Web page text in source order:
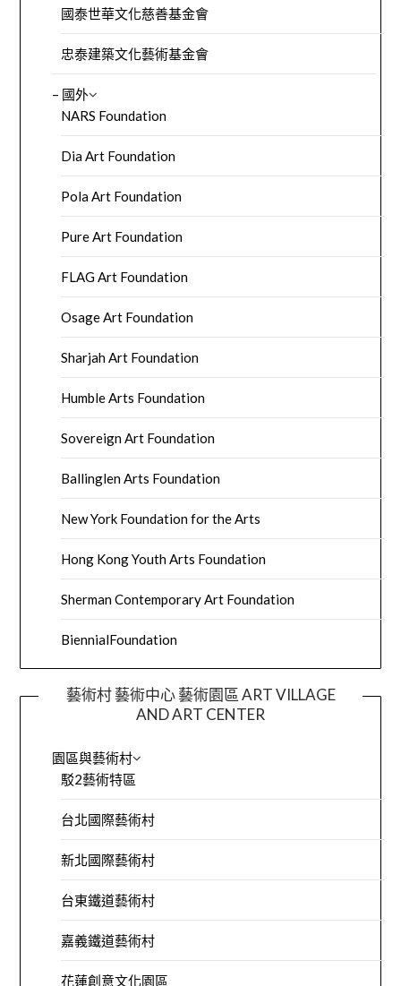
國泰世華文化慈善基金會
忠泰建築文化藝術基金會
– 國外
NARS Foundation
Dia Art Foundation
Pola Art Foundation
Pure Art Foundation
FLAG Art Foundation
Osage Art Foundation
Sharjah Art Foundation
Humble Arts Foundation
Sovereign Art Foundation
Ballinglen Arts Foundation
New York Foundation for the Arts
Hong Kong Youth Arts Foundation
Sherman Contemporary Art Foundation
BiennialFoundation
藝術村 藝術中心 藝術園區 ART VILLAGE
AND ART CENTER
園區與藝術村
駁2藝術特區
台北國際藝術村
新北國際藝術村
台東鐵道藝術村
嘉義鐵道藝術村
花蓮創意文化園區